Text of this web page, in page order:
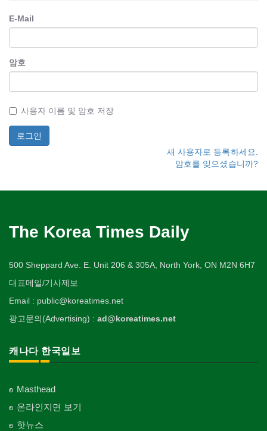
E-Mail
암호
사용자 이름 및 암호 저장
새 사용자로 등록하세요.
암호를 잊으셨습니까?
The Korea Times Daily
500 Sheppard Ave. E. Unit 206 & 305A, North York, ON M2N 6H7
대표메일/기사제보
Email : public@koreatimes.net
광고문의(Advertising) : ad@koreatimes.net
캐나다 한국일보
Masthead
온라인지면 보기
핫뉴스